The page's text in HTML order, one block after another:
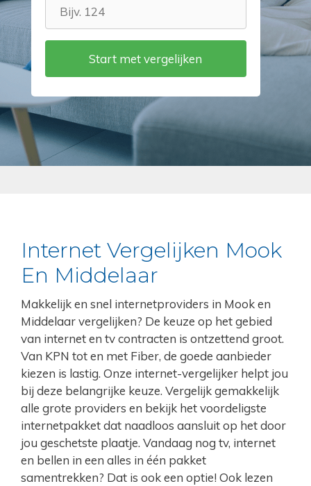
Internet Vergelijken Mook
En Middelaar
Makkelijk en snel internetproviders in Mook en
Middelaar vergelijken? De keuze op het gebied
van internet en tv contracten is ontzettend groot.
Van KPN tot en met Fiber, de goede aanbieder
kiezen is lastig. Onze internet-vergelijker helpt jou
bij deze belangrijke keuze. Vergelijk gemakkelijk
alle grote providers en bekijk het voordeligste
internetpakket dat naadloos aansluit op het door
jou geschetste plaatje. Vandaag nog tv, internet
en bellen in een alles in één pakket
samentrekken? Dat is ook een optie! Ook lezen